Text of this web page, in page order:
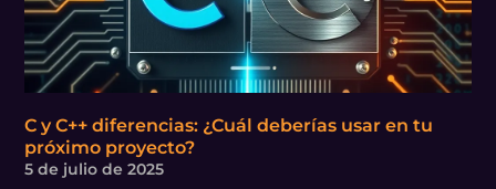
C y C++ diferencias: ¿Cuál deberías usar en tu
próximo proyecto?
5 de julio de 2025